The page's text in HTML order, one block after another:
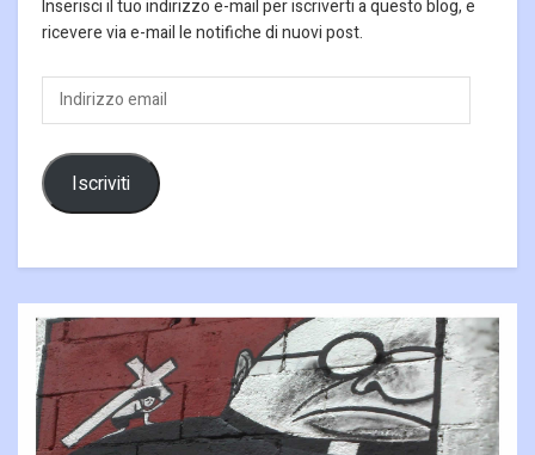
Inserisci il tuo indirizzo e-mail per iscriverti a questo blog, e
ricevere via e-mail le notifiche di nuovi post.
Indirizzo
email
Iscriviti